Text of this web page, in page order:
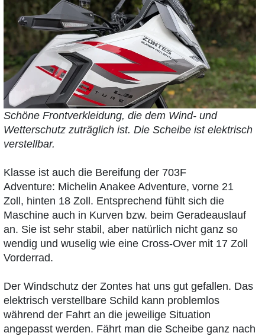
Schöne Frontverkleidung, die dem Wind- und
Wetterschutz zuträglich ist. Die Scheibe ist elektrisch
verstellbar.
Klasse ist auch die Bereifung der 703F
Adventure: Michelin Anakee Adventure, vorne 21
Zoll, hinten 18 Zoll. Entsprechend fühlt sich die
Maschine auch in Kurven bzw. beim Geradeauslauf
an. Sie ist sehr stabil, aber natürlich nicht ganz so
wendig und wuselig wie eine Cross-Over mit 17 Zoll
Vorderrad.
Der Windschutz der Zontes hat uns gut gefallen. Das
elektrisch verstellbare Schild kann problemlos
während der Fahrt an die jeweilige Situation
angepasst werden. Fährt man die Scheibe ganz nach